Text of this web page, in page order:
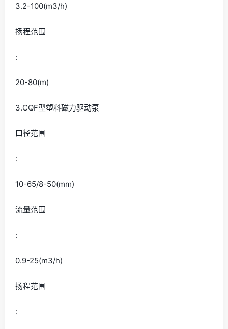
3.2-100(m3/h)
扬程范围
:
20-80(m)
3.CQF型塑料磁力驱动泵
口径范围
:
10-65/8-50(mm)
流量范围
:
0.9-25(m3/h)
扬程范围
: